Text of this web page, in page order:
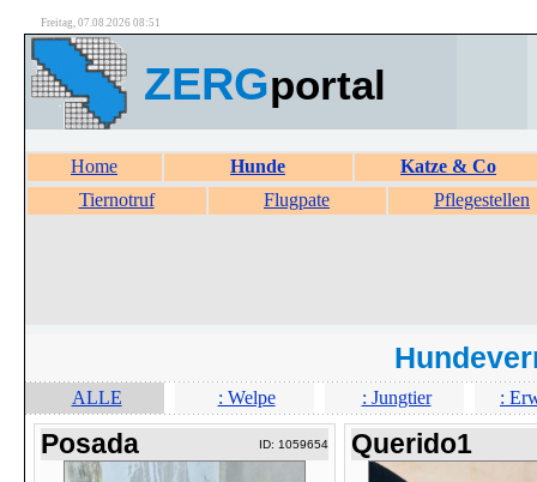
Freitag, 07.08.2026 08:51
ZERGportal
Home Hunde
Katze & Co
Tiernotruf
Flugpate Pflegestellen
ALLE : Welpe : Jungtier :
Posada ID: 1059654 Querido1